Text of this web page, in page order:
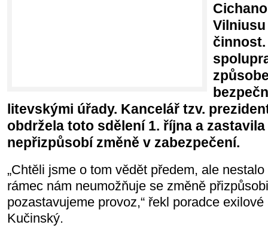
litevskými úřady. Kancelář tzv.
obdržela toto sdělení 1. října a
nepřizpůsobí změně v zabezpečení.
„Chtěli jsme o tom vědět předem, ale
rámec nám neumožňuje se změně
pozastavujeme provoz,“ řekl poradce
Kučinský.